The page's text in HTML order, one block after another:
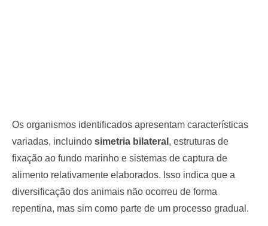
Os organismos identificados apresentam características
variadas, incluindo simetria bilateral , estruturas de
fixação ao fundo marinho e sistemas de captura de
alimento relativamente elaborados. Isso indica que a
diversificação dos animais não ocorreu de forma
repentina, mas sim como parte de um processo gradual.